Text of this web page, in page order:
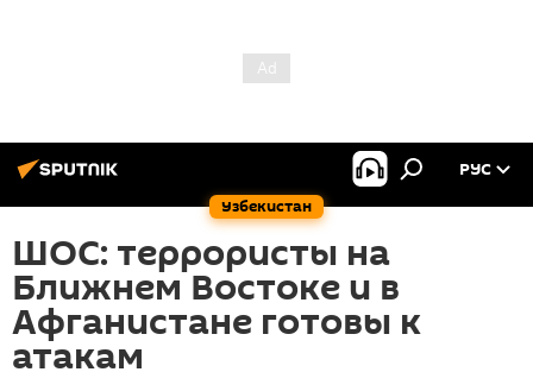
Узбекистан
РУС
ШОС: террористы на
Ближнем Востоке и в
Афганистане готовы к
атакам